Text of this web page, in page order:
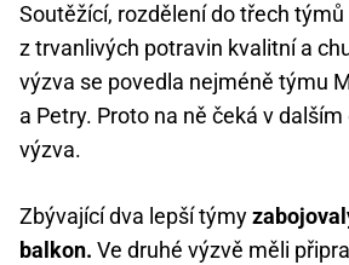
Soutěžící, rozdělení do třech
z trvanlivých potravin kvalitní a
výzva se povedla nejméně týmu
a Petry. Proto na ně čeká v
výzva.
Zbývající dva lepší týmy
balkon. Ve druhé výzvě měli